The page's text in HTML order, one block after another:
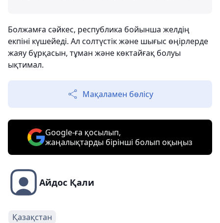
Болжамға сәйкес, республика бойынша желдің
екпіні күшейеді. Ал солтүстік және шығыс өңірлерде
жаяу бұрқасын, тұман және көктайғақ болуы
ықтимал.
Мақаламен бөлісу
Google-ға қосылып,
жаңалықтарды бірінші болып оқыңыз
Айдос Қали
Қазақстан